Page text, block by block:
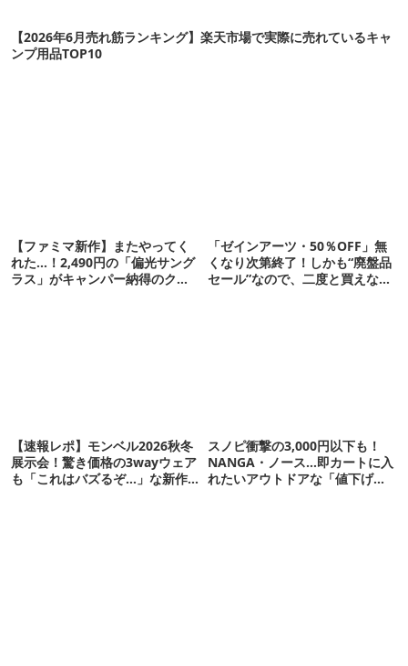
【2026年6月売れ筋ランキング】楽天市場で実際に売れているキャ
ンプ用品TOP10
【ファミマ新作】またやってく
れた…！2,490円の「偏光サング
ラス」がキャンパー納得のクオ
「ゼインアーツ・50％OFF」無
くなり次第終了！しかも“廃盤品
セール”なので、二度と買えない
【速報レポ】モンベル2026秋冬
展示会！驚き価格の3wayウェア
も「これはバズるぞ…」な新作
スノピ衝撃の3,000円以下も！
NANGA・ノース…即カートに入
れたいアウトドアな「値下げ夏